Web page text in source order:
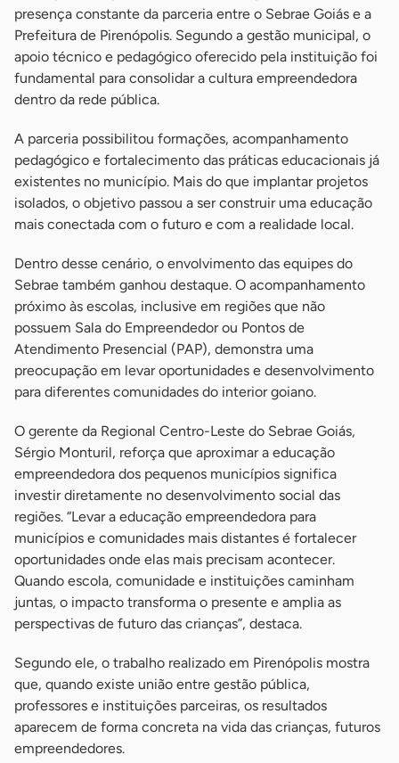
presença constante da parceria entre o Sebrae Goiás e a
Prefeitura de Pirenópolis. Segundo a gestão municipal, o
apoio técnico e pedagógico oferecido pela instituição foi
fundamental para consolidar a cultura empreendedora
dentro da rede pública.
A parceria possibilitou formações, acompanhamento
pedagógico e fortalecimento das práticas educacionais já
existentes no município. Mais do que implantar projetos
isolados, o objetivo passou a ser construir uma educação
mais conectada com o futuro e com a realidade local.
Dentro desse cenário, o envolvimento das equipes do
Sebrae também ganhou destaque. O acompanhamento
próximo às escolas, inclusive em regiões que não
possuem Sala do Empreendedor ou Pontos de
Atendimento Presencial (PAP), demonstra uma
preocupação em levar oportunidades e desenvolvimento
para diferentes comunidades do interior goiano.
O gerente da Regional Centro-Leste do Sebrae Goiás,
Sérgio Monturil, reforça que aproximar a educação
empreendedora dos pequenos municípios significa
investir diretamente no desenvolvimento social das
regiões. “Levar a educação empreendedora para
municípios e comunidades mais distantes é fortalecer
oportunidades onde elas mais precisam acontecer.
Quando escola, comunidade e instituições caminham
juntas, o impacto transforma o presente e amplia as
perspectivas de futuro das crianças”, destaca.
Segundo ele, o trabalho realizado em Pirenópolis mostra
que, quando existe união entre gestão pública,
professores e instituições parceiras, os resultados
aparecem de forma concreta na vida das crianças, futuros
empreendedores.